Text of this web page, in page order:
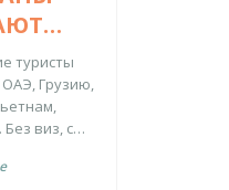
туристы
ОАЭ, Грузию,
виз, с
Где